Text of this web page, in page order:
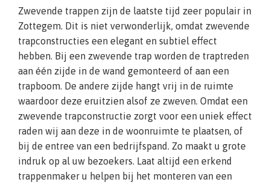
Zwevende trappen zijn de laatste tijd zeer populair in
Zottegem. Dit is niet verwonderlijk, omdat zwevende
trapconstructies een elegant en subtiel effect
hebben. Bij een zwevende trap worden de traptreden
aan één zijde in de wand gemonteerd of aan een
trapboom. De andere zijde hangt vrij in de ruimte
waardoor deze eruitzien alsof ze zweven. Omdat een
zwevende trapconstructie zorgt voor een uniek effect
raden wij aan deze in de woonruimte te plaatsen, of
bij de entree van een bedrijfspand. Zo maakt u grote
indruk op al uw bezoekers. Laat altijd een erkend
trappenmaker u helpen bij het monteren van een